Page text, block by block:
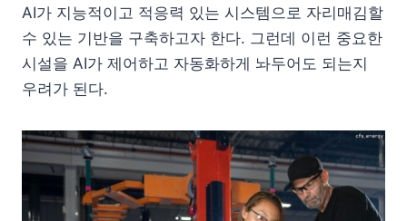
AI가 지능적이고 적응력 있는 시스템으로 자리매김할
수 있는 기반을 구축하고자 한다. 그런데 이런 중요한
시설을 AI가 제어하고 자동화하게 놔두어도 되는지
우려가 된다.